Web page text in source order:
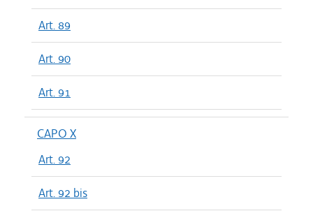
Art. 89
Art. 90
Art. 91
CAPO X
Art. 92
Art. 92 bis